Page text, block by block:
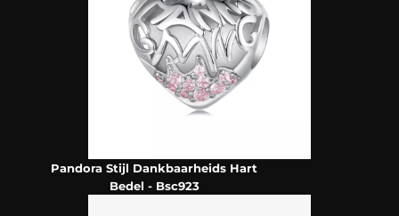
Pandora Stijl Dankbaarheids Hart
Bedel - Bsc923